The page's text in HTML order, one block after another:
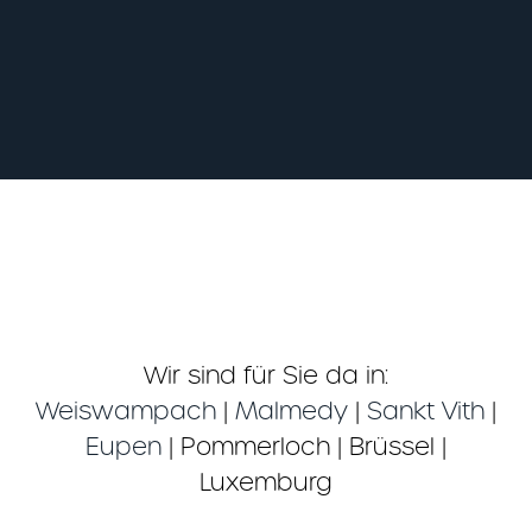
Wir sind für Sie da in:
Weiswampach | Malmedy | Sankt Vith |
Eupen | Pommerloch | Brüssel |
Luxemburg